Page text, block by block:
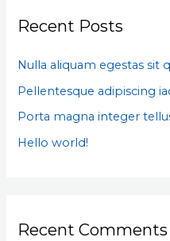
c
f
o
r
:
Recent Posts
Nulla aliquam egestas sit
Pellentesque adipiscing
Porta magna integer
Hello world!
Recent Comments